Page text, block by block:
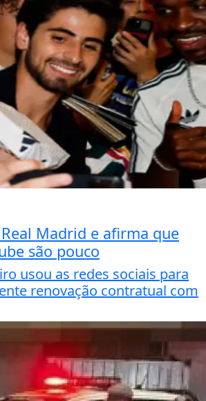
Madrid e afirma que
são pouco
usou as redes sociais para
renovação contratual com